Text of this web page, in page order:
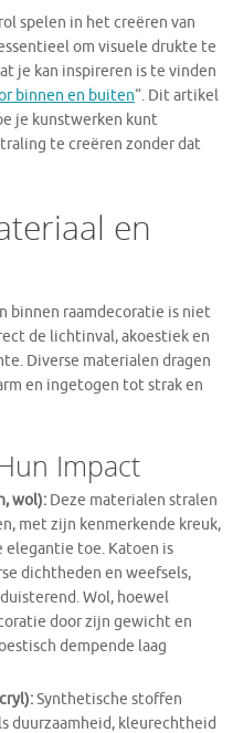
spelen in het creëren van
om visuele drukte te
je kan inspireren is te vinden
binnen en buiten“. Dit artikel
je kunstwerken kunt
te creëren zonder dat
en
binnen raamdecoratie is niet
de lichtinval, akoestiek en
Diverse materialen dragen
en ingetogen tot strak en
Impact
wol): Deze materialen stralen
met zijn kenmerkende kreuk,
elegantie toe. Katoen is
dichtheden en weefsels,
Wol, hoewel
door zijn gewicht en
dempende laag
Synthetische stoffen
duurzaamheid, kleurechtheid